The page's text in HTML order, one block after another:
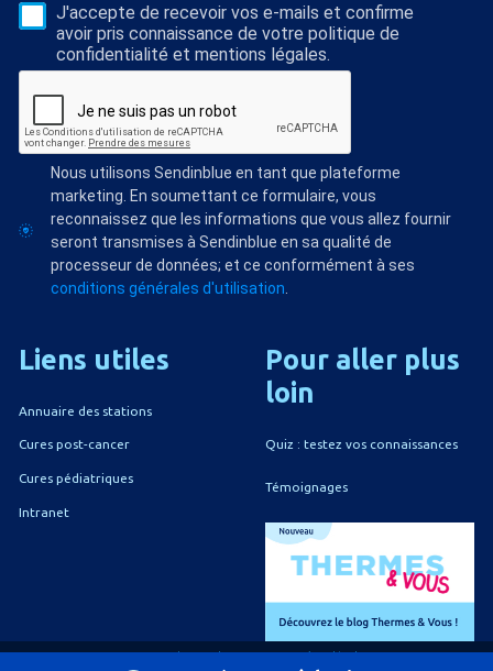
J'accepte de recevoir vos e-mails et confirme
avoir pris connaissance de votre politique de
confidentialité et mentions légales.
Nous utilisons Sendinblue en tant que plateforme
marketing. En soumettant ce formulaire, vous
reconnaissez que les informations que vous allez fournir
seront transmises à Sendinblue en sa qualité de
processeur de données; et ce conformément à ses
conditions générales d'utilisation
Liens utiles
Annuaire des stations
Cures post-cancer
Cures pédiatriques
Intranet
Pour aller plus
loin
Quiz : testez vos connaissances
Témoignages